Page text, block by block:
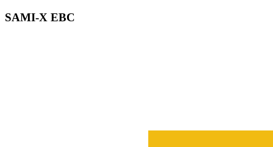
SAMI-X EBC